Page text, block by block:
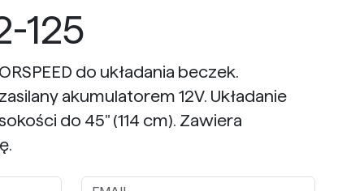
125
do układania beczek.
akumulatorem 12V. Układanie
do 45" (114 cm). Zawiera